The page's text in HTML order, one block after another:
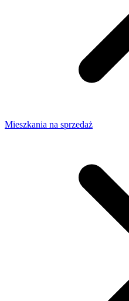
Mieszkania na sprzedaż